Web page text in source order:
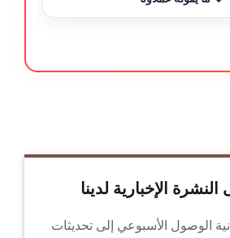
النشرة الإخبارية لدينا
الوصول الأسبوعي إلى تحديثات